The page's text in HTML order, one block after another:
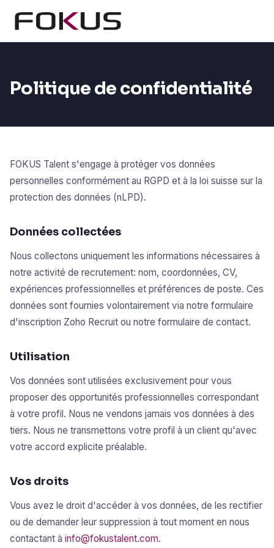
Politique de confidentialité
FOKUS Talent s'engage à protéger vos données
personnelles conformément au RGPD et à la loi suisse sur la
protection des données (nLPD).
Données collectées
Nous collectons uniquement les informations nécessaires à
notre activité de recrutement: nom, coordonnées, CV,
expériences professionnelles et préférences de poste. Ces
données sont fournies volontairement via notre formulaire
d'inscription Zoho Recruit ou notre formulaire de contact.
Utilisation
Vos données sont utilisées exclusivement pour vous
proposer des opportunités professionnelles correspondant
à votre profil. Nous ne vendons jamais vos données à des
tiers. Nous ne transmettons votre profil à un client qu'avec
votre accord explicite préalable.
Vos droits
Vous avez le droit d'accéder à vos données, de les rectifier
ou de demander leur suppression à tout moment en nous
contactant à info@fokustalent.com.